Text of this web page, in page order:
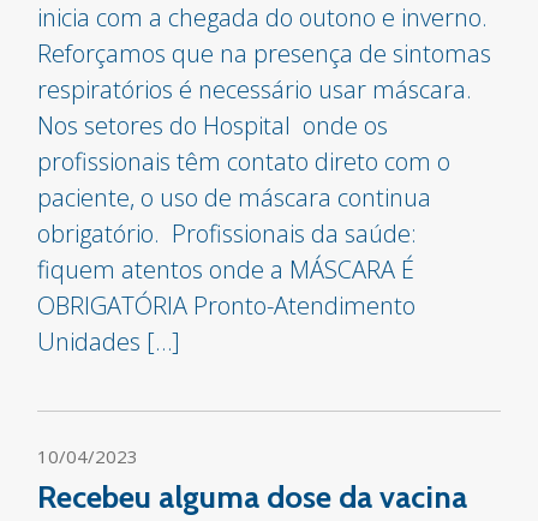
inicia com a chegada do outono e inverno.
Reforçamos que na presença de sintomas
respiratórios é necessário usar máscara.
Nos setores do Hospital onde os
profissionais têm contato direto com o
paciente, o uso de máscara continua
obrigatório. Profissionais da saúde:
fiquem atentos onde a MÁSCARA É
OBRIGATÓRIA Pronto-Atendimento
Unidades […]
10/04/2023
Recebeu alguma dose da vacina